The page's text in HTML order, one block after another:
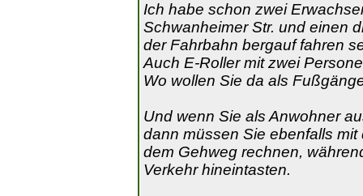
Ich habe schon zwei
Schwanheimer Str. und einen
der Fahrbahn bergauf fahren
Auch E-Roller mit zwei
Wo wollen Sie da als
Und wenn Sie als Anwohner
dann müssen Sie ebenfalls
dem Gehweg rechnen,
Verkehr hineintasten.